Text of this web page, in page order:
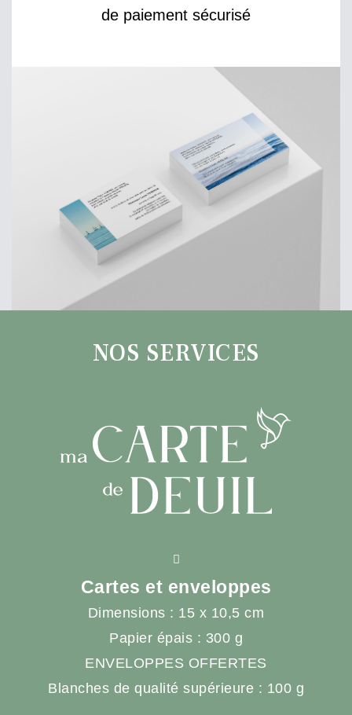
de paiement sécurisé
NOS SERVICES
Cartes et enveloppes
Dimensions : 15 x 10,5 cm
Papier épais : 300 g
ENVELOPPES OFFERTES
Blanches de qualité supérieure : 100 g